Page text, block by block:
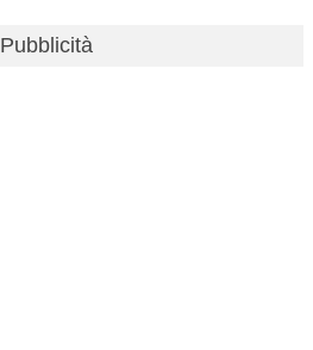
Pubblicità